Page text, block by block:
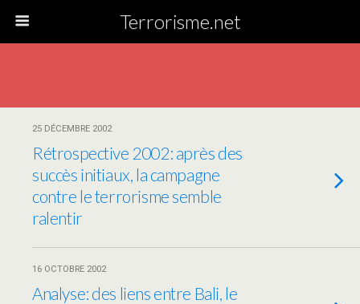
Terrorisme.net
25 DÉCEMBRE 2002
Rétrospective 2002: après des
succès initiaux, la campagne
contre le terrorisme semble
ralentir
16 OCTOBRE 2002
Analyse: des liens entre Bali, le